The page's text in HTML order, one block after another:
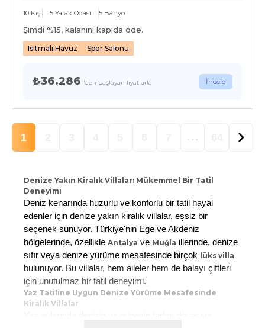
10 Kişi 5 Yatak Odası 5 Banyo
Şimdi %15, kalanını kapıda öde.
Isıtmalı Havuz Spor Salonu
₺36.286 'den başlayan fiyatlarla İncele
1 . . .
Denize Yakın Kiralık Villalar: Mükemmel Bir Tatil
Deneyimi
Deniz kenarında huzurlu ve konforlu bir tatil hayal
edenler için denize yakın kiralık villalar, eşsiz bir
seçenek sunuyor. Türkiye'nin Ege ve Akdeniz
bölgelerinde, özellikle Antalya ve Muğla illerinde, denize
sıfır veya denize yürüme mesafesinde birçok lüks villa
bulunuyor. Bu villalar, hem aileler hem de balayı çiftleri
için unutulmaz bir tatil deneyimi.
Yaz Tatiline Uygun Denize Yürüme Mesafesinde
Kiralık Villalar